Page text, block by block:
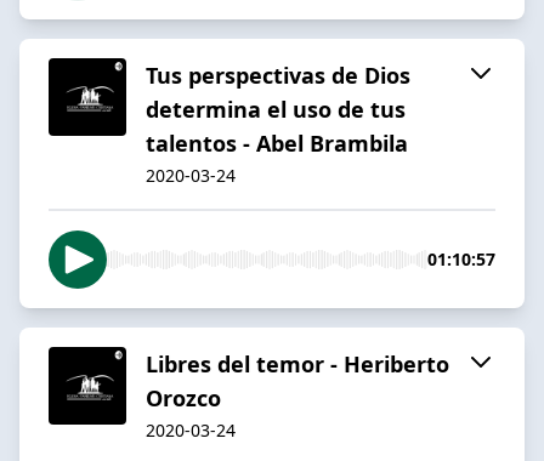
Tus perspectivas de Dios
determina el uso de tus
talentos - Abel Brambila
2020-03-24
01:10:57
Libres del temor - Heriberto
Orozco
2020-03-24